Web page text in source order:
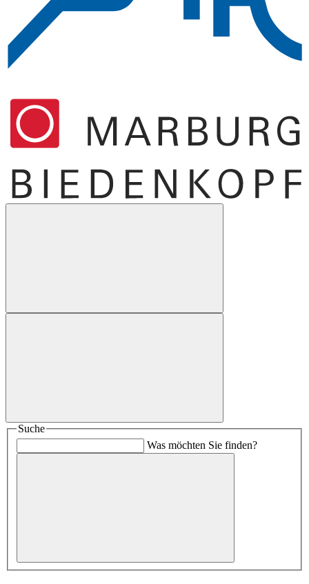
Suche
Was möchten Sie finden?